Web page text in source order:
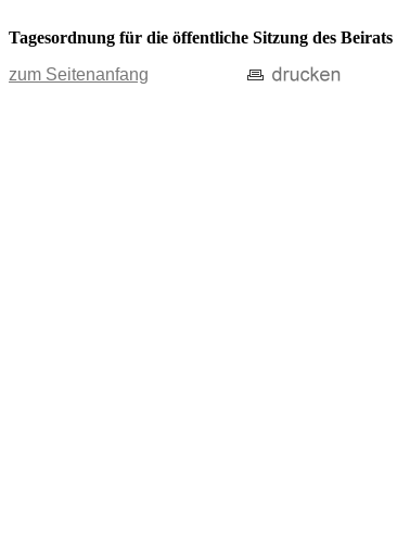
Tagesordnung für die öffentliche Sitzung des
zum Seitenanfang